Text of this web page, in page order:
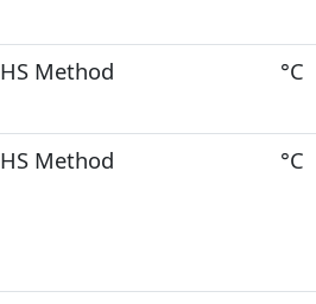
HS Method °С
HS Method °С